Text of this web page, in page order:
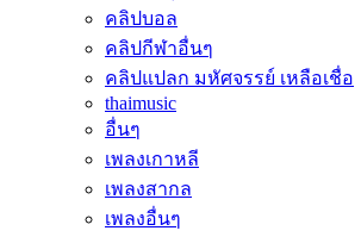
คลิปบอล
คลิปกีฬาอื่นๆ
คลิปแปลก มหัศจรรย์ เหลือเชื่อ
thaimusic
อื่นๆ
เพลงเกาหลี
เพลงสากล
เพลงอื่นๆ